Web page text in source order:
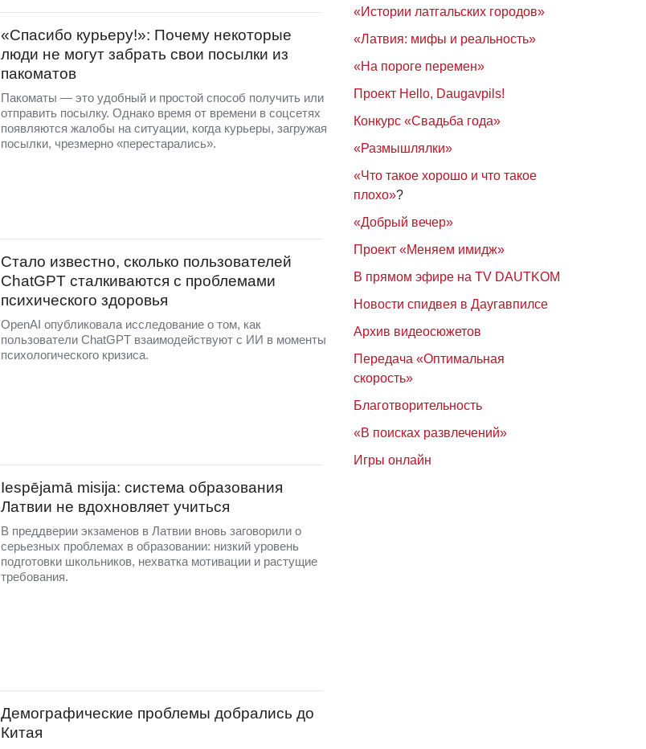
«Спасибо курьеру!»: Почему некоторые
люди не могут забрать свои посылки из
пакоматов
Пакоматы — это удобный и простой способ получить или
отправить посылку. Однако время от времени в соцсетях
появляются жалобы на ситуации, когда курьеры, загружая
посылки, чрезмерно «перестарались».
Стало известно, сколько пользователей
ChatGPT сталкиваются с проблемами
психического здоровья
OpenAI опубликовала исследование о том, как
пользователи ChatGPT взаимодействуют с ИИ в моменты
психологического кризиса.
Iespējamā misija: система образования
Латвии не вдохновляет учиться
В преддверии экзаменов в Латвии вновь заговорили о
серьезных проблемах в образовании: низкий уровень
подготовки школьников, нехватка мотивации и растущие
требования.
Демографические проблемы добрались до
Китая
«Истории латгальских городов»
«Латвия: мифы и реальность»
«На пороге перемен»
Проект Hello, Daugavpils!
Конкурс «Свадьба года»
«Размышлялки»
«Что такое хорошо и что такое
плохо»?
«Добрый вечер»
Проект «Меняем имидж»
В прямом эфире на TV DAUTKOM
Новости спидвея в Даугавпилсе
Архив видеосюжетов
Передача «Оптимальная
скорость»
Благотворительность
«В поисках развлечений»
Игры онлайн